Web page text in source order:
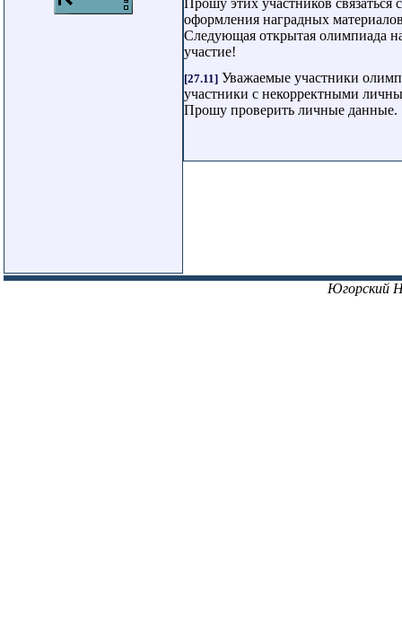
Прошу этих участников
оформления наградных
Следующая открытая олимпиада
участие!
[27.11] Уважаемые участники
участники с некорректными
Прошу проверить личные данные.
Югорский